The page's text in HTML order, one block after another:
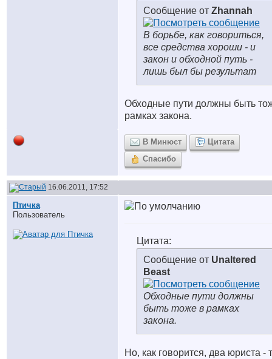
Сообщение от Zhannah
В борьбе, как говориться,
все средства хороши - и
закон и обходной путь -
лишь был бы результат
Обходные пути должны быть
рамках закона.
В Минюст
Цитата
Спасибо
16.06.2011, 17:52
Птичка
Пользователь
Цитата:
Сообщение от Unaltered
Beast
Обходные пути должны
быть тоже в рамках
закона.
Но, как говорится, два юриста -